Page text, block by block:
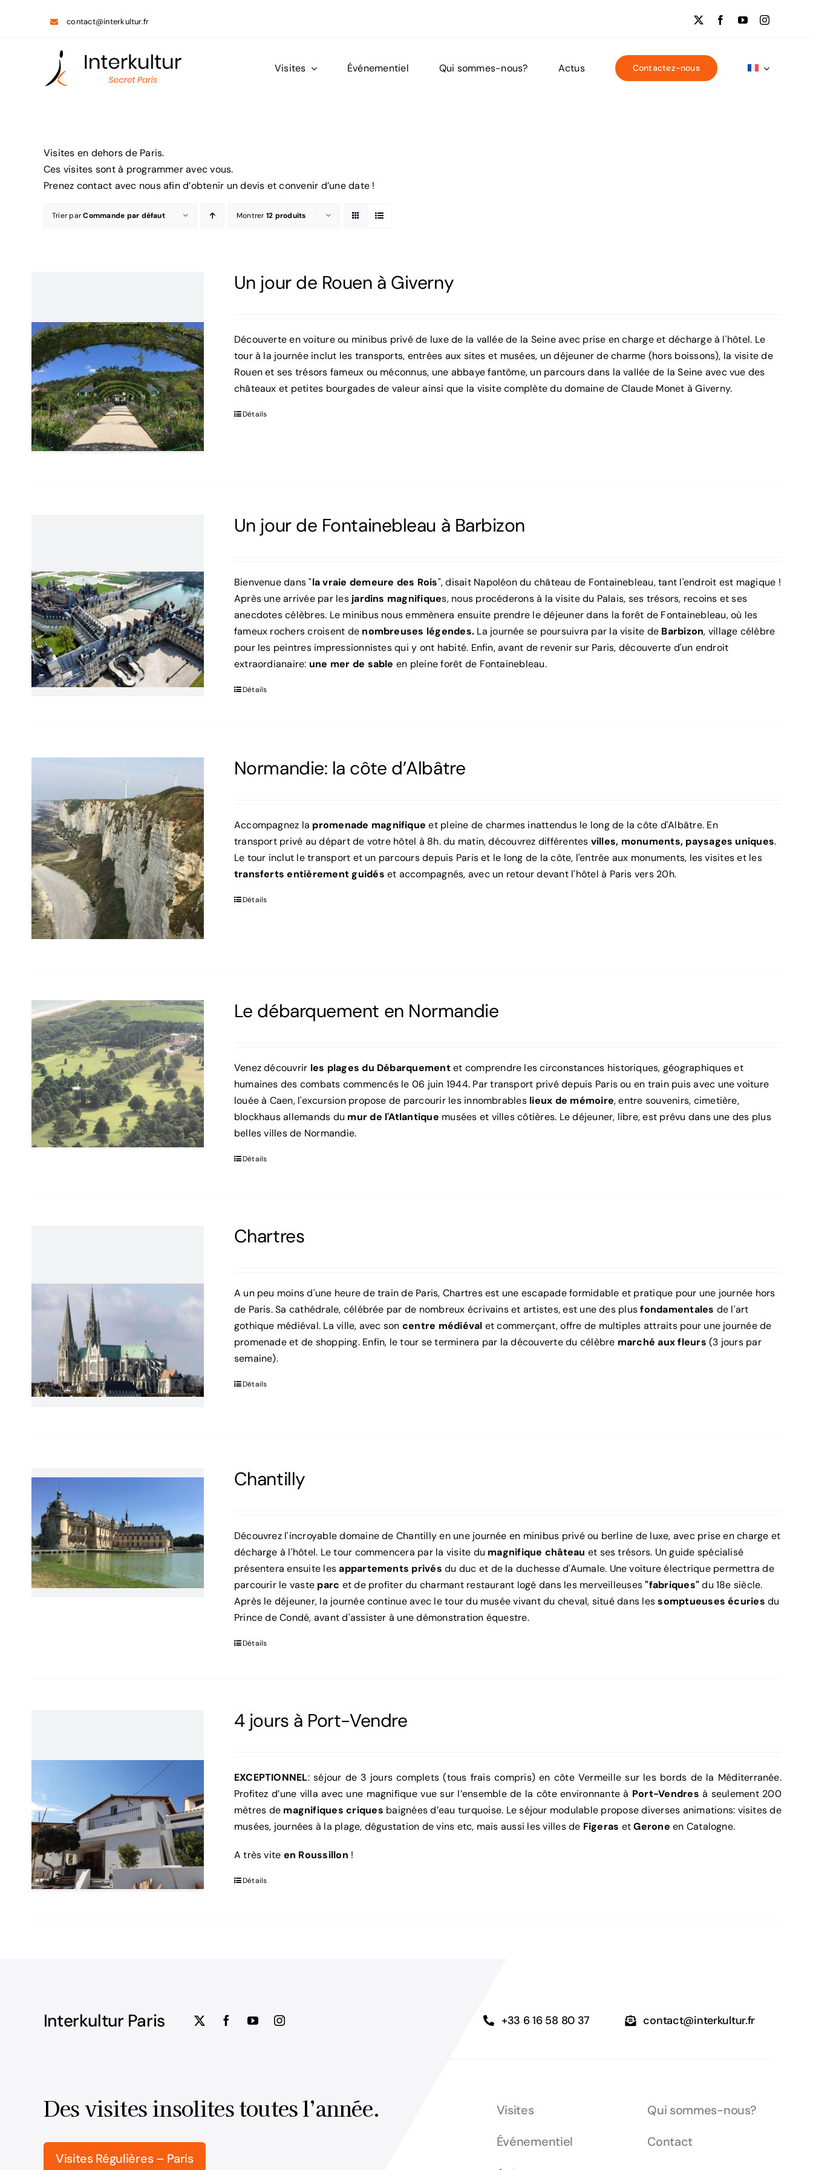
contact@interkultur.fr
Visites Événementiel Qui sommes-nous? Actus Contactez-nous
Visites en dehors de Paris.
Ces visites sont à programmer avec vous.
Prenez contact avec nous afin d’obtenir un devis et convenir d’une date !
Trier parCommande par défaut Montrer12 produits
Un jour de Rouen à Giverny
Découverte en voiture ou minibus privé de luxe de la vallée de la Seine avec prise en charge et décharge à l'hôtel. Le
tour à la journée inclut les transports, entrées aux sites et musées, un déjeuner de charme (hors boissons), la visite de
Rouen et ses trésors fameux ou méconnus, une abbaye fantôme, un parcours dans la vallée de la Seine avec vue des
châteaux et petites bourgades de valeur ainsi que la visite complète du domaine de Claude Monet à Giverny.
Détails
Un jour de Fontainebleau à Barbizon
Bienvenue dans "la vraie demeure des Rois", disait Napoléon du château de Fontainebleau, tant l'endroit est magique !
Après une arrivée par les jardins magnifiques, nous procéderons à la visite du Palais, ses trésors, recoins et ses
anecdotes célèbres. Le minibus nous emmènera ensuite prendre le déjeuner dans la forêt de Fontainebleau, où les
fameux rochers croisent de nombreuses légendes. La journée se poursuivra par la visite de Barbizon, village célèbre
pour les peintres impressionnistes qui y ont habité. Enfin, avant de revenir sur Paris, découverte d'un endroit
extraordianaire: une mer de sable en pleine forêt de Fontainebleau.
Détails
Normandie: la côte d’Albâtre
Accompagnez la promenade magnifique et pleine de charmes inattendus le long de la côte d'Albâtre. En
transport privé au départ de votre hôtel à 8h. du matin, découvrez différentes villes, monuments, paysages uniques.
Le tour inclut le transport et un parcours depuis Paris et le long de la côte, l'entrée aux monuments, les visites et les
transferts entièrement guidés et accompagnés, avec un retour devant l'hôtel à Paris vers 20h.
Détails
Le débarquement en Normandie
Venez découvrir les plages du Débarquementet comprendre les circonstances historiques, géographiques et
humaines des combats commencés le 06 juin 1944. Par transport privé depuis Paris ou en train puis avec une voiture
louée à Caen, l'excursion propose de parcourir les innombrables lieux de mémoire, entre souvenirs, cimetière,
blockhaus allemands du mur de l'Atlantique musées et villes côtières. Le déjeuner, libre, est prévu dans une des plus
belles villes de Normandie.
Détails
Chartres
A un peu moins d'une heure de train de Paris, Chartres est une escapade formidable et pratique pour une journée hors
de Paris. Sa cathédrale, célébrée par de nombreux écrivains et artistes, est une des plusfondamentales de l'art
gothique médiéval. La ville, avec son centre médiéval et commerçant, offre de multiples attraits pour une journée de
promenade et de shopping. Enfin, le tour se terminera par la découverte du célèbre marché aux fleurs (3 jours par
semaine).
Détails
Chantilly
Découvrez l'incroyable domaine de Chantilly en une journée en minibus privé ou berline de luxe, avec prise en charge et
décharge à l'hôtel. Le tour commencera par la visite du magnifique château et ses trésors. Un guide spécialisé
présentera ensuite lesappartements privés du duc et de la duchesse d'Aumale. Une voiture électrique permettra de
parcourir le vaste parc et de profiter du charmant restaurant logé dans les merveilleuses"fabriques"du 18e siècle.
Après le déjeuner, la journée continue avec le tour du musée vivant du cheval, situé dans lessomptueuses écuries du
Prince de Condé, avant d'assister à une démonstration équestre.
Détails
4 jours à Port-Vendre
EXCEPTIONNEL: séjour de 3 jours complets (tous frais compris) en côte Vermeille sur les bords de la Méditerranée.
Profitez d’une villa avec une magnifique vue sur l’ensemble de la côte environnante à Port-Vendres à seulement 200
mètres de magnifiques criques baignées d’eau turquoise. Le séjour modulable propose diverses animations: visites de
musées, journées à la plage, dégustation de vins etc, mais aussi les villes de Figeras etGerone en Catalogne.
A très vite en Roussillon !
Détails
Interkultur Paris +33 6 16 58 80 37 contact@interkultur.fr
Des visites insolites toutes l’année.
Visites Régulières – Paris
Visites
Événementiel
Qui sommes-nous?
Contact